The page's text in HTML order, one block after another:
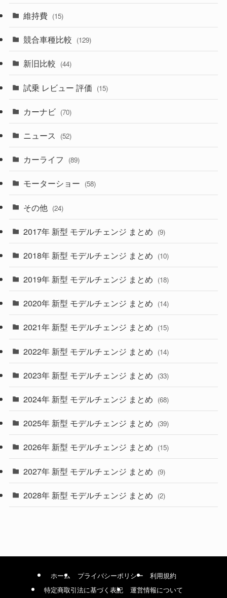
(357)
(328)
(194)
(230)
(253)
(85)
(84)
(14)
(222)
(50)
(43)
(6)
(9)
(4)
(30)
(27)
(58)
(28)
(27)
(26)
(33)
(10)
(35)
(10)
(9)
(22)
(4)
(9)
(4)
(1)
(3)
(3)
(5)
(1)
(5)
(7)
(5)
維持費 (15)
競合車種比較 (129)
新旧比較 (44)
試乗 レビュー 評価 (15)
カーナビ (70)
ニュース (52)
カーライフ (89)
モーターショー (58)
その他 (24)
2017年 新型 モデルチェンジ まとめ (9)
2018年 新型 モデルチェンジ まとめ (10)
2019年 新型 モデルチェンジ まとめ (18)
2020年 新型 モデルチェンジ まとめ (14)
2021年 新型 モデルチェンジ まとめ (15)
2022年 新型 モデルチェンジ まとめ (14)
2023年 新型 モデルチェンジ まとめ (33)
2024年 新型 モデルチェンジ まとめ (68)
2025年 新型 モデルチェンジ まとめ (39)
2026年 新型 モデルチェンジ まとめ (15)
2027年 新型 モデルチェンジ まとめ (9)
2028年 新型 モデルチェンジ まとめ (2)
ホーム プライバシーポリシー
利用規約
特定商取引法に基づく表記
運営情報について